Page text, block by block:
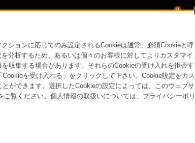
0
ションに応じてのみ設定されるCookieは通常、必須Cookieと呼
分析するため、あるいは個々のお客様に対してよりカスタマイ
収集する場合があります。それらのCookieの受け入れを拒否す
を受け入れる」をクリックして下さい。Cookie設定をカス
ができます。選択したCookieの設定によっては、このウェブサ
覧ください。個人情報の取扱いについては、プライバシーポリ